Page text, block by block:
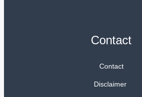
Contact
Contact
Disclaimer